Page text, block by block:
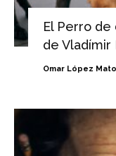
El Perro de
de Vladímir
Omar López Mato